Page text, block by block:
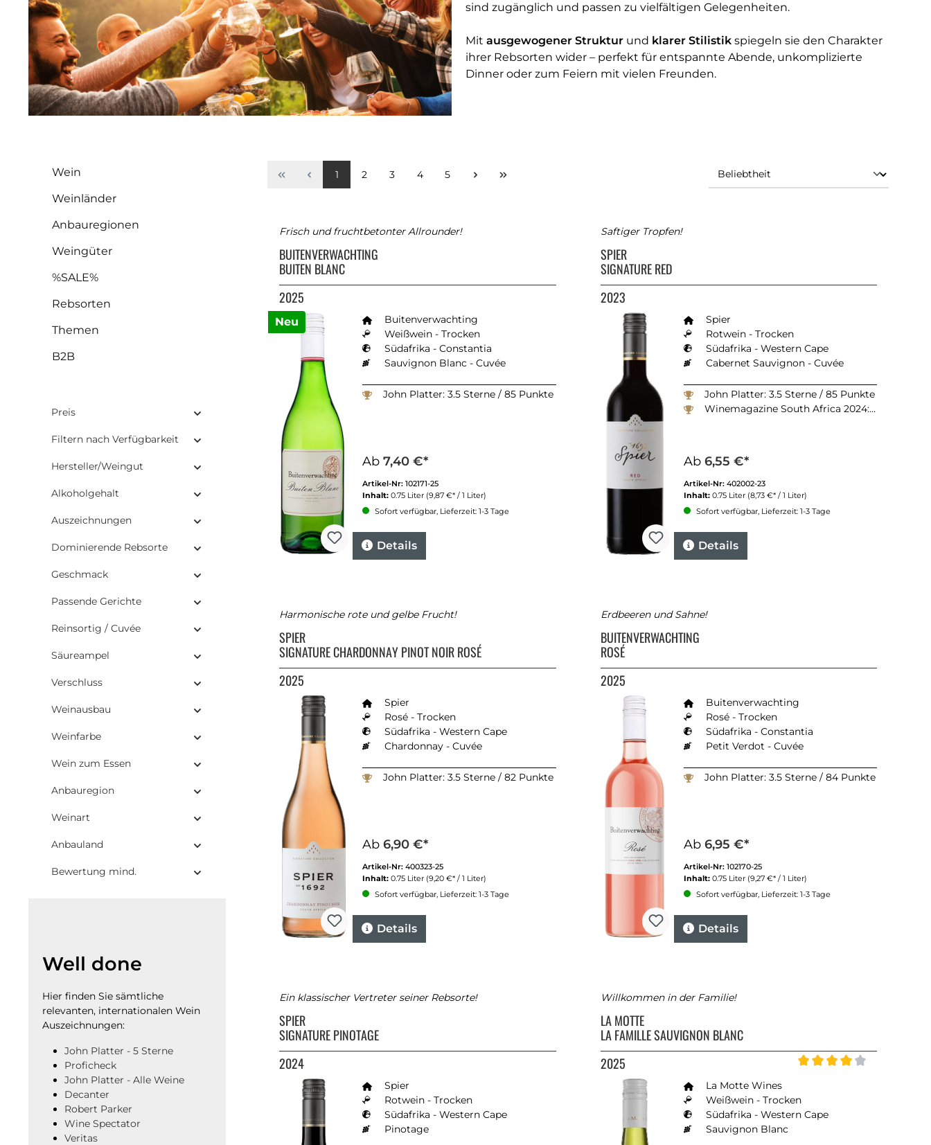
sind zugänglich und passen zu vielfältigen Gelegenheiten.
Mit ausgewogener Struktur und klarer Stilistik spiegeln sie den Charakter
ihrer Rebsorten wider – perfekt für entspannte Abende, unkomplizierte
Dinner oder zum Feiern mit vielen Freunden.
Wein
Weinländer
Anbauregionen
Weingüter
%SALE%
Rebsorten
Themen
B2B
Preis
Filtern nach Verfügbarkeit
Hersteller/Weingut
Alkoholgehalt
Auszeichnungen
Dominierende Rebsorte
Geschmack
Passende Gerichte
Reinsortig / Cuvée
Säureampel
Verschluss
Weinausbau
Weinfarbe
Wein zum Essen
Anbauregion
Weinart
Anbauland
Bewertung mind.
Well done
Hier finden Sie sämtliche
relevanten, internationalen Wein
Auszeichnungen:
John Platter - 5 Sterne
Proficheck
John Platter - Alle Weine
Decanter
Robert Parker
Wine Spectator
Veritas
1 2 3 4 5
Neu
Frisch und fruchtbetonter Allrounder!
BUITENVERWACHTING
BUITEN BLANC
2025
Buitenverwachting
Weißwein - Trocken
Südafrika - Constantia
Sauvignon Blanc - Cuvée
John Platter: 3.5 Sterne / 85 Punkte
Ab 7,40 €*
Artikel-Nr: 102171-25
Inhalt: 0.75 Liter (9,87 €* / 1 Liter)
Sofort verfügbar, Lieferzeit: 1-3 Tage
Details
Saftiger Tropfen!
SPIER
SIGNATURE RED
2023
Spier
Rotwein - Trocken
Südafrika - Western Cape
Cabernet Sauvignon - Cuvée
John Platter: 3.5 Sterne / 85 Punkte
Winemagazine South Africa 2024: 91 Punkte
Ab 6,55 €*
Artikel-Nr: 402002-23
Inhalt: 0.75 Liter (8,73 €* / 1 Liter)
Sofort verfügbar, Lieferzeit: 1-3 Tage
Details
Harmonische rote und gelbe Frucht!
SPIER
SIGNATURE CHARDONNAY PINOT NOIR ROSÉ
2025
Spier
Rosé - Trocken
Südafrika - Western Cape
Chardonnay - Cuvée
John Platter: 3.5 Sterne / 82 Punkte
Ab 6,90 €*
Artikel-Nr: 400323-25
Inhalt: 0.75 Liter (9,20 €* / 1 Liter)
Sofort verfügbar, Lieferzeit: 1-3 Tage
Details
Erdbeeren und Sahne!
BUITENVERWACHTING
ROSÉ
2025
Buitenverwachting
Rosé - Trocken
Südafrika - Constantia
Petit Verdot - Cuvée
John Platter: 3.5 Sterne / 84 Punkte
Ab 6,95 €*
Artikel-Nr: 102170-25
Inhalt: 0.75 Liter (9,27 €* / 1 Liter)
Sofort verfügbar, Lieferzeit: 1-3 Tage
Details
Ein klassischer Vertreter seiner Rebsorte!
SPIER
SIGNATURE PINOTAGE
2024
Spier
Rotwein - Trocken
Südafrika - Western Cape
Pinotage
Willkommen in der Familie!
LA MOTTE
LA FAMILLE SAUVIGNON BLANC
2025
La Motte Wines
Weißwein - Trocken
Südafrika - Western Cape
Sauvignon Blanc